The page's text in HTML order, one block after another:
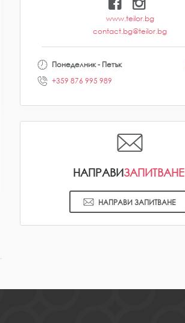
www.teilor.bg
contact.bg@teilor.bg
Понеделник - Петък
+359 876 995 989
НАПРАВИЗАПИТВАНЕ
НАПРАВИ ЗАПИТВАНЕ